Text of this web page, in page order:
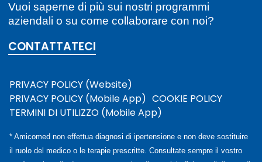
Vuoi saperne di più sui nostri programmi
aziendali o su come collaborare con noi?
CONTATTATECI
PRIVACY POLICY (Website)
PRIVACY POLICY (Mobile App) COOKIE POLICY
TERMINI DI UTILIZZO (Mobile App)
* Amicomed non effettua diagnosi di ipertensione e non deve sostituire
il ruolo del medico o le terapie prescritte. Consultate sempre il vostro